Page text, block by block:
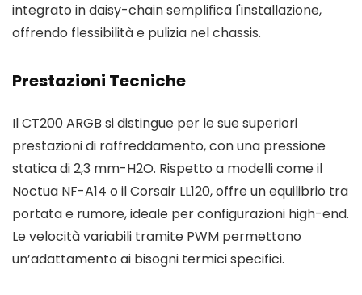
integrato in daisy-chain semplifica l'installazione,
offrendo flessibilità e pulizia nel chassis.
Prestazioni Tecniche
Il CT200 ARGB si distingue per le sue superiori
prestazioni di raffreddamento, con una pressione
statica di 2,3 mm-H2O. Rispetto a modelli come il
Noctua NF-A14 o il Corsair LL120, offre un equilibrio tra
portata e rumore, ideale per configurazioni high-end.
Le velocità variabili tramite PWM permettono
un’adattamento ai bisogni termici specifici.